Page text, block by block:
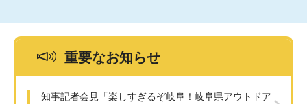
重要なお知らせ
知事記者会見「楽しすぎるぞ岐阜！岐阜県アウトドア